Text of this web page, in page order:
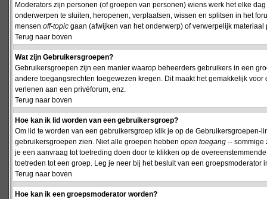
Moderators zijn personen (of groepen van personen) wiens werk het elke
onderwerpen te sluiten, heropenen, verplaatsen, wissen en splitsen in het
mensen off-topic gaan (afwijken van het onderwerp) of verwerpelijk materiaal
Terug naar boven
Wat zijn Gebruikersgroepen?
Gebruikersgroepen zijn een manier waarop beheerders gebruikers in een
andere toegangsrechten toegewezen kregen. Dit maakt het gemakkelijk
verlenen aan een privéforum, enz.
Terug naar boven
Hoe kan ik lid worden van een gebruikersgroep?
Om lid te worden van een gebruikersgroep klik je op de
gebruikersgroepen zien. Niet alle groepen hebben open toegang -- sommige
je een aanvraag tot toetreding doen door te klikken op de
toetreden tot een groep. Leg je neer bij het besluit van een
Terug naar boven
Hoe kan ik een groepsmoderator worden?